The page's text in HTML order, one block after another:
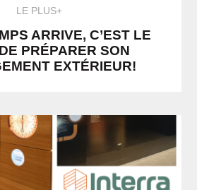
LE PLUS+
ARRIVE, C’EST LE
PRÉPARER SON
EXTÉRIEUR!